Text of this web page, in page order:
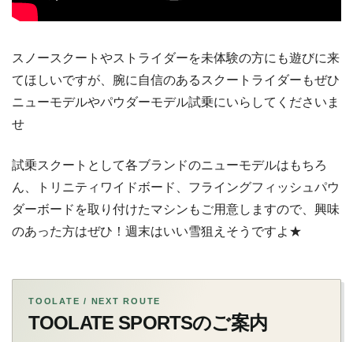
スノースクートやストライダーを未体験の方にも遊びに来
てほしいですが、腕に自信のあるスクートライダーもぜひ
ニューモデルやパウダーモデル試乗にいらしてくださいま
せ
試乗スクートとして各ブランドのニューモデルはもちろ
ん、トリニティワイドボード、フライングフィッシュパウ
ダーボードを取り付けたマシンもご用意しますので、興味
のあった方はぜひ！週末はいい雪狙えそうですよ★
TOOLATE / NEXT ROUTE
TOOLATE SPORTSのご案内